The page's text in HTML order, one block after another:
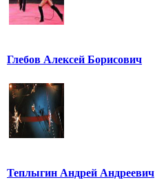
Глебов Алексей Борисович
Теплыгин Андрей Андреевич